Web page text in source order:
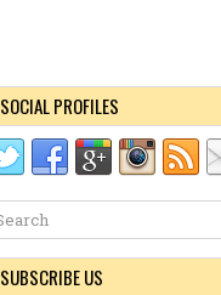
SOCIAL PROFILES
SUBSCRIBE US